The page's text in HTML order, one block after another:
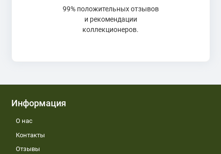
99% положительных отзывов
и рекомендации
коллекционеров.
Информация
О нас
Контакты
Отзывы